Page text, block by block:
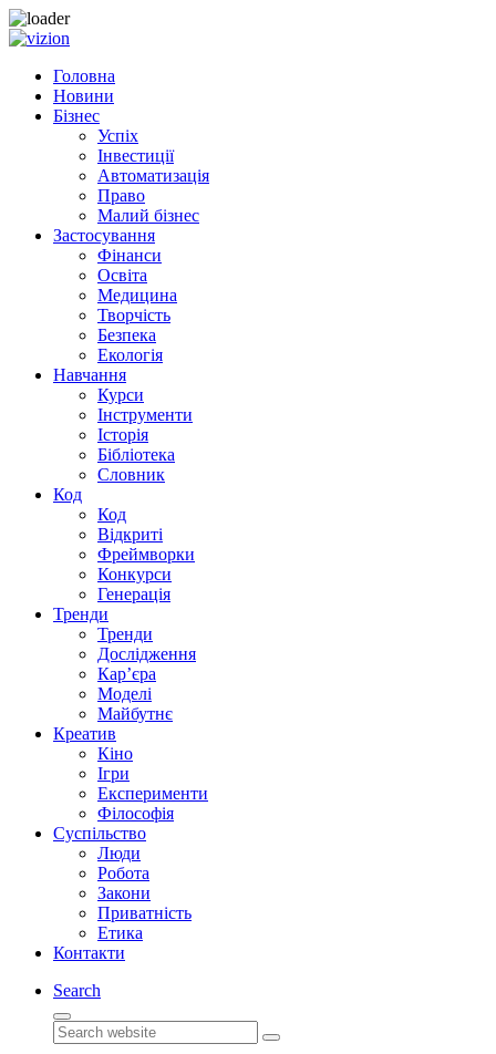
Skip to content
Головна
Новини
Бізнес
Успіх
Інвестиції
Автоматизація
Право
Малий бізнес
Застосування
Фінанси
Освіта
Медицина
Творчість
Безпека
Екологія
Навчання
Курси
Інструменти
Історія
Бібліотека
Словник
Код
Код
Відкриті
Фреймворки
Конкурси
Генерація
Тренди
Тренди
Дослідження
Кар’єра
Моделі
Майбутнє
Креатив
Кіно
Ігри
Експерименти
Філософія
Суспільство
Люди
Робота
Закони
Приватність
Етика
Контакти
Search
Search